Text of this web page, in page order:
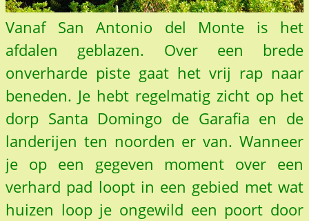
Vanaf San Antonio del Monte is het
afdalen geblazen. Over een brede
onverharde piste gaat het vrij rap naar
beneden. Je hebt regelmatig zicht op het
dorp Santa Domingo de Garafia en de
landerijen ten noorden er van. Wanneer
je op een gegeven moment over een
verhard pad loopt in een gebied met wat
huizen loop je ongewild een poort door